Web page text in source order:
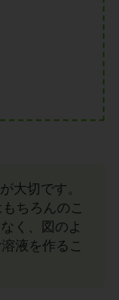
大切です。
ちろんのこ
く、図のよ
液を作るこ